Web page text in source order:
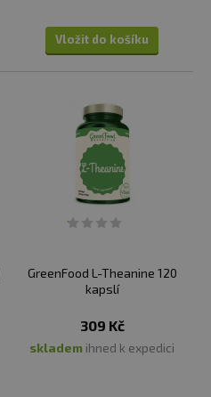
Vložit do košíku
GreenFood L-Theanine 120
kapslí
309 Kč
skladem ihned k expedici